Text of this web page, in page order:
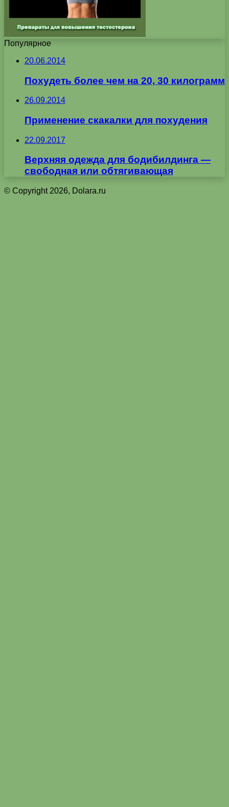
Популярное
20.06.2014
Похудеть более чем на 20, 30 килограмм
26.09.2014
Применение скакалки для похудения
22.09.2017
Верхняя одежда для бодибилдинга —
свободная или обтягивающая
© Copyright 2026, Dolara.ru